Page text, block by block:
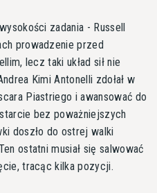
zadania - Russell
prowadzenie przed
lecz taki układ sił nie
Kimi Antonelli zdołał w
Piastriego i awansować do
bez poważniejszych
doszło do ostrej walki
ostatni musiał się salwować
tracąc kilka pozycji.